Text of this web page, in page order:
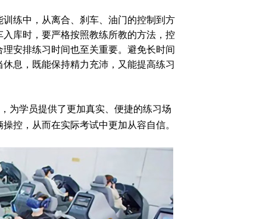
练中，从离合、刹车、油门的控制到方
库时，要严格按照教练所教的方法，控
安排练习时间也至关重要。避免长时间
息，既能保持精力充沛，又能提高练习
为学员提供了更加真实、便捷的练习场
控，从而在实际考试中更加从容自信。